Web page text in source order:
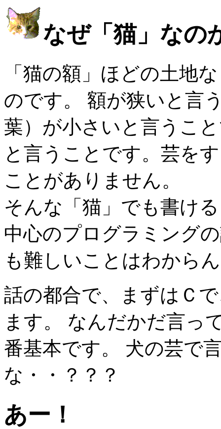
なぜ「猫」なの
「猫の額」ほどの土地
のです。 額が狭いと言
葉）が小さいと言うこ
と言うことです。芸を
ことがありません。
そんな「猫」でも書け
中心のプログラミング
も難しいことはわから
話の都合で、まずはＣ
ます。 なんだかだ言っ
番基本です。 犬の芸で
な・・？？？
あー！